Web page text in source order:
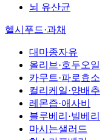
뇌 유산균
헬시푸드·과채
대마종자유
올리브·호두오일
카무트·파로효소
컬리케일·양배추
레몬즙·애사비
블루베리·빌베리
마시는샐러드